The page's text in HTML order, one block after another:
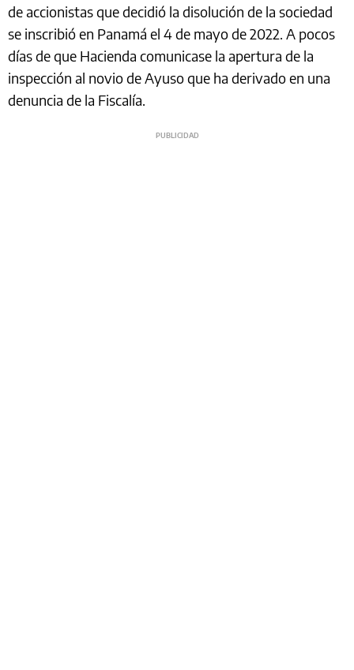
de accionistas que decidió la disolución de la sociedad
se inscribió en Panamá el 4 de mayo de 2022. A pocos
días de que Hacienda comunicase la apertura de la
inspección al novio de Ayuso que ha derivado en una
denuncia de la Fiscalía.